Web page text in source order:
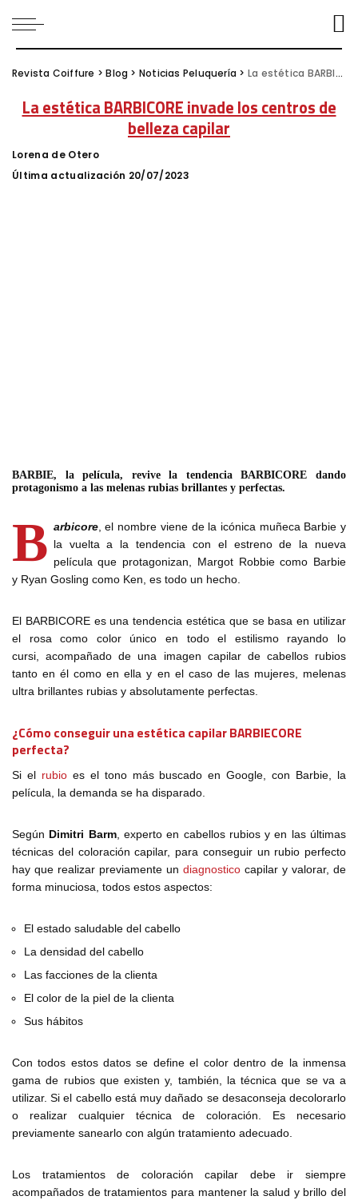
Revista Coiffure >Blog > Noticias Peluquería > La estética BARBICORE invade los centros de belleza capilar
La estética BARBICORE invade los centros de
belleza capilar
Posted
by
Lorena de Otero
Última actualización 20/07/2023
BARBIE, la película, revive la tendencia BARBICORE dando
protagonismo a las melenas rubias brillantes y perfectas.
B arbicore, el nombre viene de la icónica muñeca Barbie y
la vuelta a la tendencia con el estreno de la nueva
película que protagonizan, Margot Robbie como Barbie
y Ryan Gosling como Ken, es todo un hecho.
El BARBICORE es una tendencia estética que se basa en utilizar
el rosa como color único en todo el estilismo rayando lo
cursi, acompañado de una imagen capilar de cabellos rubios
tanto en él como en ella y en el caso de las mujeres, melenas
ultra brillantes rubias y absolutamente perfectas.
¿Cómo conseguir una estética capilar BARBIECORE
perfecta?
Si el rubioes el tono más buscado en Google, con Barbie, la
película, la demanda se ha disparado.
Según Dimitri Barm, experto en cabellos rubios y en las últimas
técnicas del coloración capilar, para conseguir un rubio perfecto
hay que realizar previamente un diagnostico capilar y valorar, de
forma minuciosa, todos estos aspectos:
El estado saludable del cabello
La densidad del cabello
Las facciones de la clienta
El color de la piel de la clienta
Sus hábitos
Con todos estos datos se define el color dentro de la inmensa
gama de rubios que existen y, también, la técnica que se va a
utilizar. Si el cabello está muy dañado se desaconseja decolorarlo
o realizar cualquier técnica de coloración. Es necesario
previamente sanearlo con algún tratamiento adecuado.
Los tratamientos de coloración capilar debe ir siempre
acompañados de tratamientos para mantener la salud y brillo del